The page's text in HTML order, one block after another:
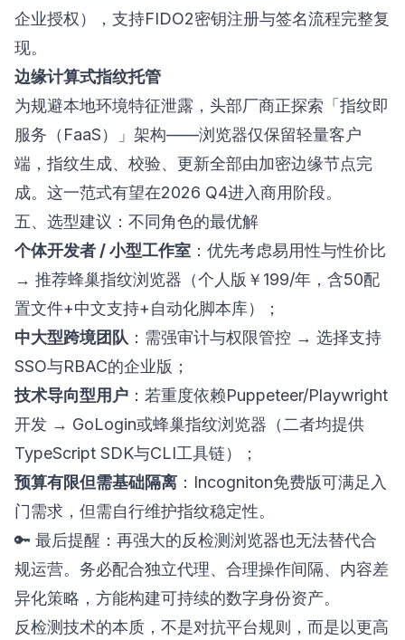
企业授权），支持FIDO2密钥注册与签名流程完整复
现。
边缘计算式指纹托管
为规避本地环境特征泄露，头部厂商正探索「指纹即
服务（FaaS）」架构——浏览器仅保留轻量客户
端，指纹生成、校验、更新全部由加密边缘节点完
成。这一范式有望在2026 Q4进入商用阶段。
五、选型建议：不同角色的最优解
个体开发者 / 小型工作室 ：优先考虑易用性与性价比
→ 推荐蜂巢指纹浏览器 （个人版￥199/年，含50配
置文件+中文支持+自动化脚本库）；
中大型跨境团队 ：需强审计与权限管控 → 选择支持
SSO与RBAC的企业版；
技术导向型用户 ：若重度依赖Puppeteer/Playwright
开发 → GoLogin或蜂巢指纹浏览器 （二者均提供
TypeScript SDK与CLI工具链）；
预算有限但需基础隔离 ：Incogniton免费版可满足入
门需求，但需自行维护指纹稳定性。
🔑 最后提醒：再强大的反检测浏览器也无法替代合
规运营。务必配合独立代理、合理操作间隔、内容差
异化策略，方能构建可持续的数字身份资产。
反检测技术的本质，不是对抗平台规则，而是以更高